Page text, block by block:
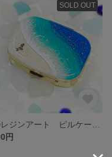
SOLD OUT
円